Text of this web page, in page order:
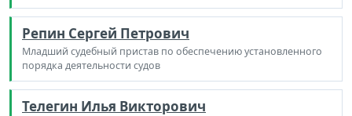
Репин Сергей Петрович
Младший судебный пристав по обеспечению установленного
порядка деятельности судов
Телегин Илья Викторович